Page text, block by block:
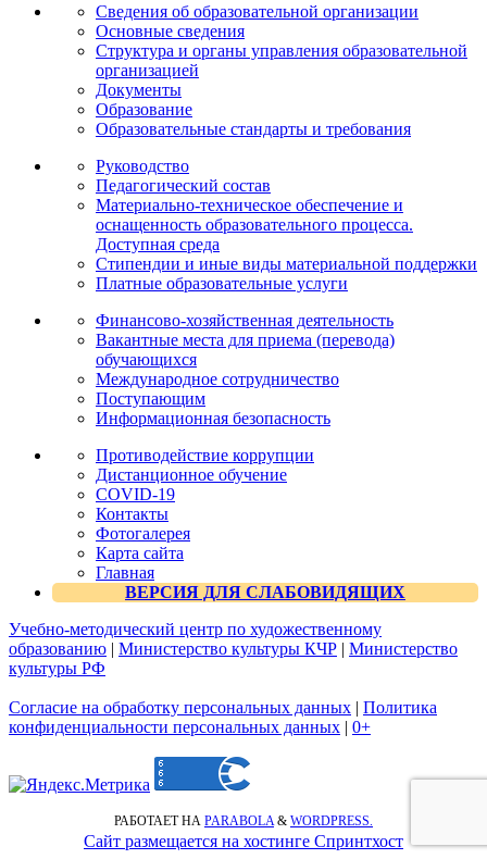
Сведения об образовательной организации
Основные сведения
Структура и органы управления образовательной
организацией
Документы
Образование
Образовательные стандарты и требования
Руководство
Педагогический состав
Материально-техническое обеспечение и
оснащенность образовательного процесса.
Доступная среда
Стипендии и иные виды материальной поддержки
Платные образовательные услуги
Финансово-хозяйственная деятельность
Вакантные места для приема (перевода)
обучающихся
Международное сотрудничество
Поступающим
Информационная безопасность
Противодействие коррупции
Дистанционное обучение
COVID-19
Контакты
Фотогалерея
Карта сайта
Главная
ВЕРСИЯ ДЛЯ СЛАБОВИДЯЩИХ
Учебно-методический центр по художественному
образованию | Министерство культуры КЧР | Министерство
культуры РФ
Согласие на обработку персональных данных | Политика
конфиденциальности персональных данных | 0+
РАБОТАЕТ НА PARABOLA& WORDPRESS.
Сайт размещается на хостинге Спринтхост